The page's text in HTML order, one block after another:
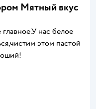
Мятный вкус
нас белое
этом пастой